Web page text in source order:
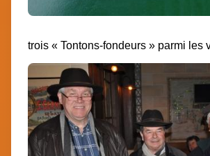
trois « Tontons-fondeurs » parmi les